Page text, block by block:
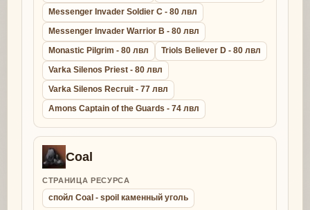
Messenger Invader Soldier C - 80 лвл
Messenger Invader Warrior B - 80 лвл
Monastic Pilgrim - 80 лвл
Triols Believer D - 80 лвл
Varka Silenos Priest - 80 лвл
Varka Silenos Recruit - 77 лвл
Amons Captain of the Guards - 74 лвл
Coal
СТРАНИЦА РЕСУРСА
спойл Coal - spoil каменный уголь